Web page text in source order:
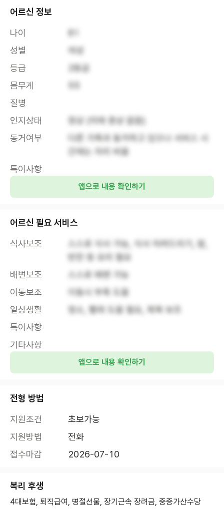
어르신 정보
나이
성별
여성
등급
2등급
몸무게
질병
인지상태
정상 (치매 증상 없음)
동거여부
다른 가족과 동거하고 있으나 서비스 시
간에는 자리 비움
특이사항
앱으로 내용 확인하기
어르신 필요 서비스
식사보조
스스로 식사 가능, 식사 차려드리기, 밥,
반찬 등 요리 필요
배변보조
스스로 배변 가능
이동보조
이동시 부축 도움
일상생활
청소, 빨래 도움 필요, 목욕 보조
특이사항
기타사항
앱으로 내용 확인하기
전형 방법
지원조건
초보가능
지원방법
전화
접수마감
2026-07-10
복리 후생
4대보험, 퇴직급여, 명절선물, 장기근속 장려금, 중증가산수당